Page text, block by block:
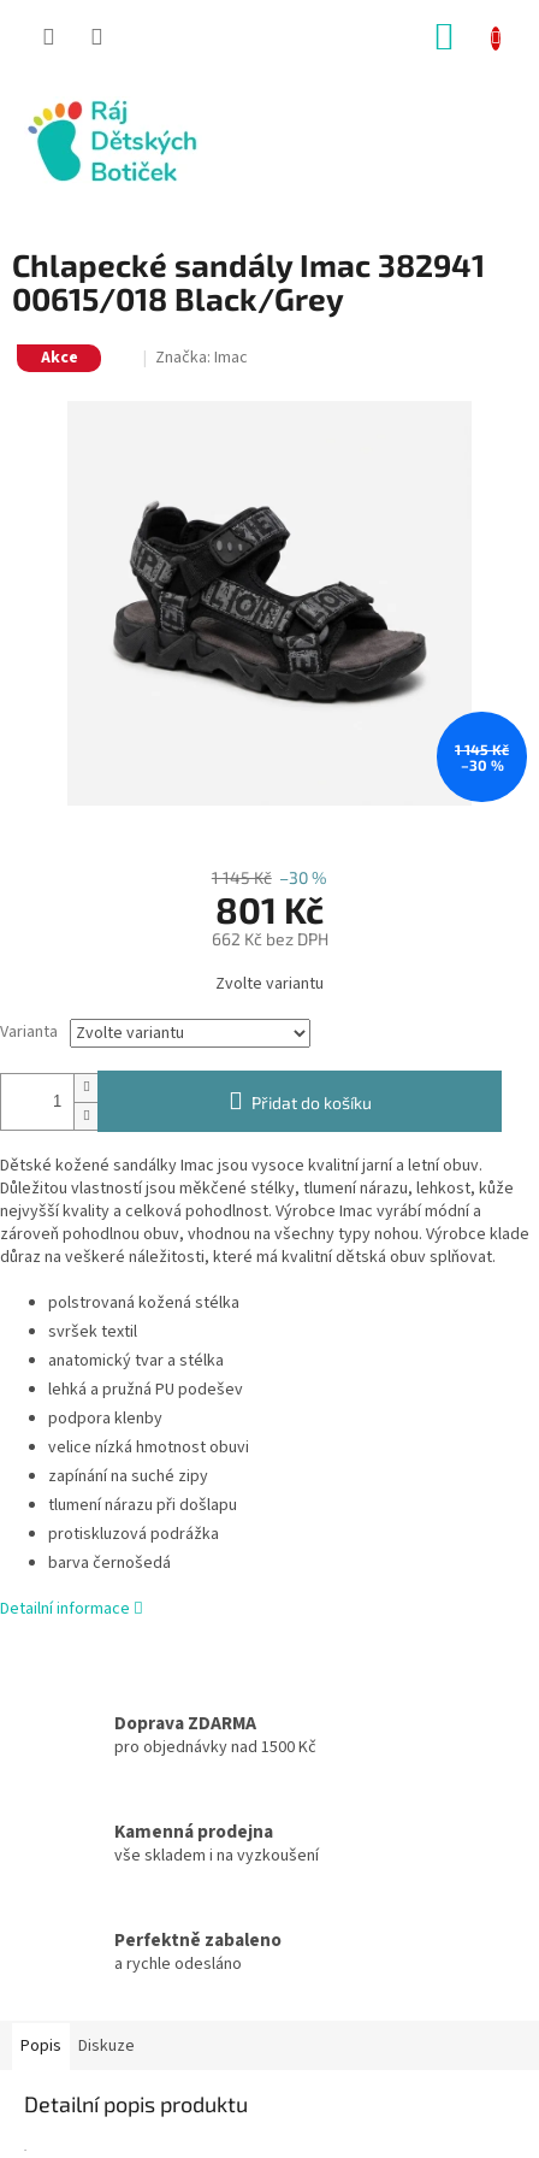
Chlapecké sandály Imac 382941
00615/018 Black/Grey
Akce Značka: Imac
1 145 Kč
–30 %
1 145 Kč –30 %
801 Kč
662 Kč bez DPH
Měrná
cena:
Zvolte variantu
Varianta
Přidat do košíku
Dětské kožené sandálky Imac jsou vysoce kvalitní jarní a letní obuv.
Důležitou vlastností jsou měkčené stélky, tlumení nárazu, lehkost, kůže
nejvyšší kvality a celková pohodlnost. Výrobce Imac vyrábí módní a
zároveň pohodlnou obuv, vhodnou na všechny typy nohou. Výrobce klade
důraz na veškeré náležitosti, které má kvalitní dětská obuv splňovat.
polstrovaná kožená stélka
svršek textil
anatomický tvar a stélka
lehká a pružná PU podešev
podpora klenby
velice nízká hmotnost obuvi
zapínání na suché zipy
tlumení nárazu při došlapu
protiskluzová podrážka
barva černošedá
Detailní informace
Doprava ZDARMA
pro objednávky nad 1500 Kč
Kamenná prodejna
vše skladem i na vyzkoušení
Perfektně zabaleno
a rychle odesláno
Popis Diskuze
Detailní popis produktu